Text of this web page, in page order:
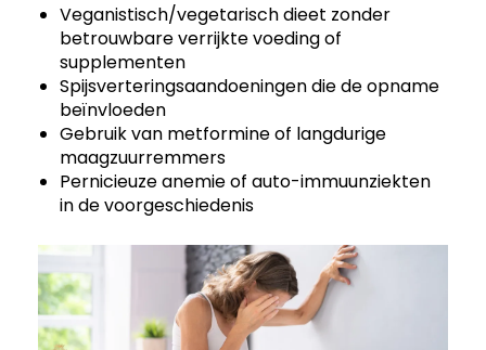
Veganistisch/vegetarisch dieet zonder
betrouwbare verrijkte voeding of
supplementen
Spijsverteringsaandoeningen die de opname
beïnvloeden
Gebruik van metformine of langdurige
maagzuurremmers
Pernicieuze anemie of auto-immuunziekten
in de voorgeschiedenis